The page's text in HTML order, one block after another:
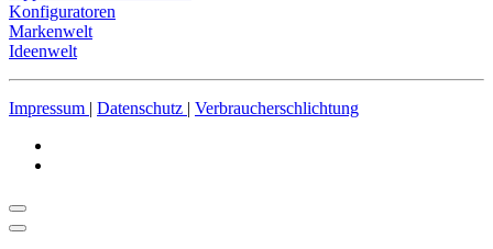
Konfiguratoren
Markenwelt
Ideenwelt
Impressum | Datenschutz | Verbraucherschlichtung